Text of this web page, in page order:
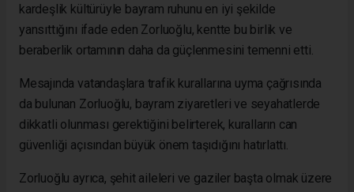
kardeşlik kültürüyle bayram ruhunu en iyi şekilde
yansıttığını ifade eden Zorluoğlu, kentte bu birlik ve
beraberlik ortamının daha da güçlenmesini temenni etti.
Mesajında vatandaşlara trafik kurallarına uyma çağrısında
da bulunan Zorluoğlu, bayram ziyaretleri ve seyahatlerde
dikkatli olunması gerektiğini belirterek, kuralların can
güvenliği açısından büyük önem taşıdığını hatırlattı.
Zorluoğlu ayrıca, şehit aileleri ve gaziler başta olmak üzere